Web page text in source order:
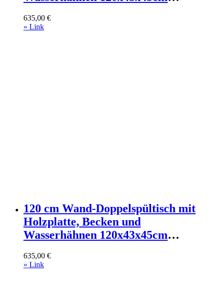
Badezimmermöbel Waschtische
635,00 €
» Link
120 cm Wand-Doppelspültisch mit
Holzplatte, Becken und
Wasserhähnen 120x43x45cm
Badezimmermöbel Waschtische
635,00 €
» Link